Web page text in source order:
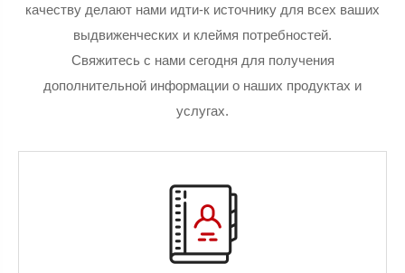
качеству делают нами идти-к источнику для всех ваших
выдвиженческих и клеймя потребностей.
Свяжитесь с нами сегодня для получения
дополнительной информации о наших продуктах и
услугах.